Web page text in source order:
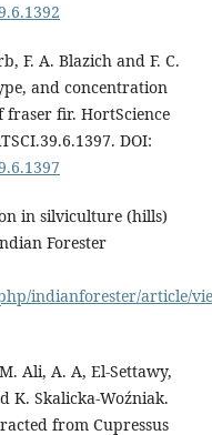
F. A. Blazich and F. C.
and concentration
fir. HortScience
DOI:
in silviculture (hills)
Forester
indianforester/article/
Ali, A. A, El-Settawy,
K. Skalicka-Woźniak.
from Cupressus